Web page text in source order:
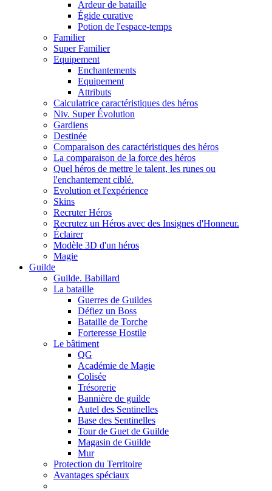
Ardeur de bataille
Égide curative
Potion de l'espace-temps
Familier
Super Familier
Equipement
Enchantements
Equipement
Attributs
Calculatrice caractéristiques des héros
Niv. Super Évolution
Gardiens
Destinée
Comparaison des caractéristiques des héros
La comparaison de la force des héros
Quel héros de mettre le talent, les runes ou
l'enchantement ciblé.
Evolution et l'expérience
Skins
Recruter Héros
Recrutez un Héros avec des Insignes d'Honneur.
Éclairer
Modèle 3D d'un héros
Magie
Guilde
Guilde. Babillard
La bataille
Guerres de Guildes
Défiez un Boss
Bataille de Torche
Forteresse Hostile
Le bâtiment
QG
Académie de Magie
Colisée
Trésorerie
Bannière de guilde
Autel des Sentinelles
Base des Sentinelles
Tour de Guet de Guilde
Magasin de Guilde
Mur
Protection du Territoire
Avantages spéciaux